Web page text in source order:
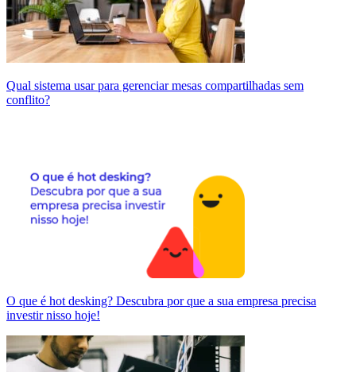
Qual sistema usar para gerenciar mesas compartilhadas sem
conflito?
O que é hot desking? Descubra por que a sua empresa precisa
investir nisso hoje!